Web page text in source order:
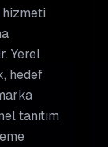
hizmeti
Yerel
hedef
tanıtım